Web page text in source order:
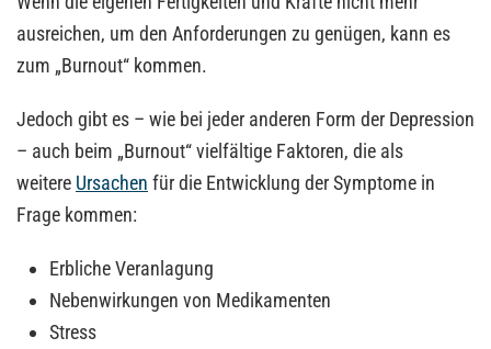
ausreichen, um den Anforderungen zu genügen, kann es
zum „Burnout“ kommen.
Jedoch gibt es – wie bei jeder anderen Form der Depression
– auch beim „Burnout“ vielfältige Faktoren, die als
weitere Ursachen für die Entwicklung der Symptome in
Frage kommen:
Erbliche Veranlagung
Nebenwirkungen von Medikamenten
Stress